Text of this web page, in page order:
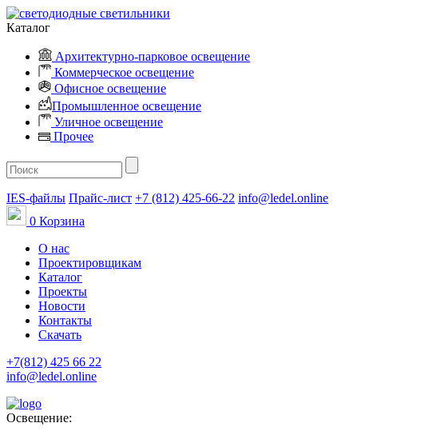
Каталог
Архитектурно-парковое освещение
Коммерческое освещение
Офисное освещение
Промышленное освещение
Уличное освещение
Прочее
IES-файлы Прайс-лист +7 (812) 425-66-22 info@ledel.online
0 Корзина
О нас
Проектировщикам
Каталог
Проекты
Новости
Контакты
Скачать
+7(812) 425 66 22
info@ledel.online
Освещение: